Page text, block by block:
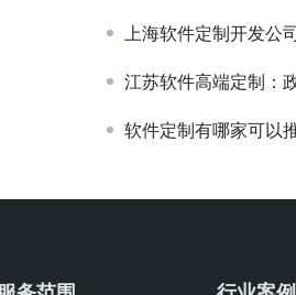
上海软件定制开发公司
江苏软件高端定制：
软件定制有哪家可以